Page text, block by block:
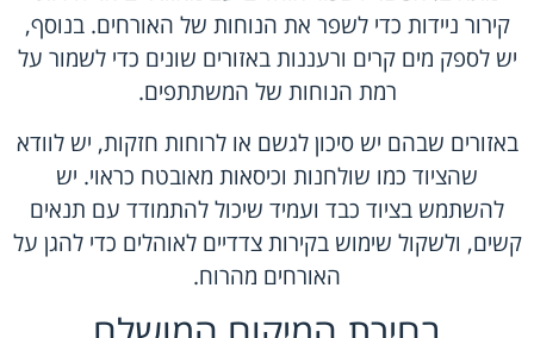
קירור ניידות כדי לשפר את הנוחות של האורחים. בנוסף,
יש לספק מים קרים ורעננות באזורים שונים כדי לשמור על
רמת הנוחות של המשתתפים.
באזורים שבהם יש סיכון לגשם או לרוחות חזקות, יש לוודא
שהציוד כמו שולחנות וכיסאות מאובטח כראוי. יש
להשתמש בציוד כבד ועמיד שיכול להתמודד עם תנאים
קשים, ולשקול שימוש בקירות צדדיים לאוהלים כדי להגן על
האורחים מהרוח.